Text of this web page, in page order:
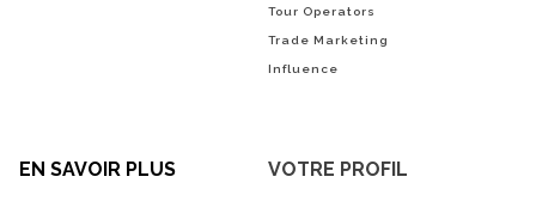
Tour Operators
Trade Marketing
Influence
EN SAVOIR PLUS VOTRE PROFIL